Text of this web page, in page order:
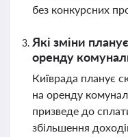
без конкурсних
Які зміни
оренду
Київрада планує
на оренду
призведе до
збільшення